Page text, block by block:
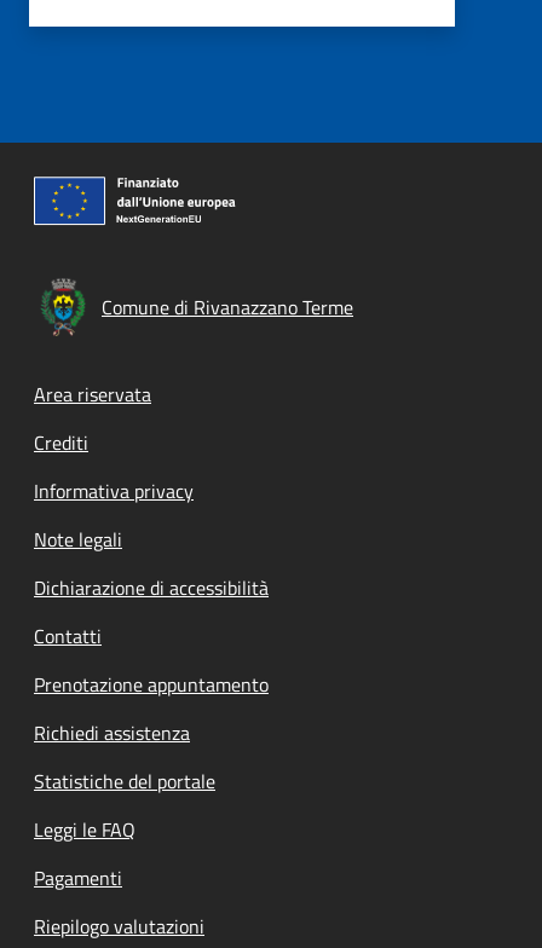
Comune di Rivanazzano Terme
Footer menu
Area riservata
Crediti
Informativa privacy
Note legali
Dichiarazione di accessibilità
Contatti
Prenotazione appuntamento
Richiedi assistenza
Statistiche del portale
Leggi le FAQ
Pagamenti
Riepilogo valutazioni